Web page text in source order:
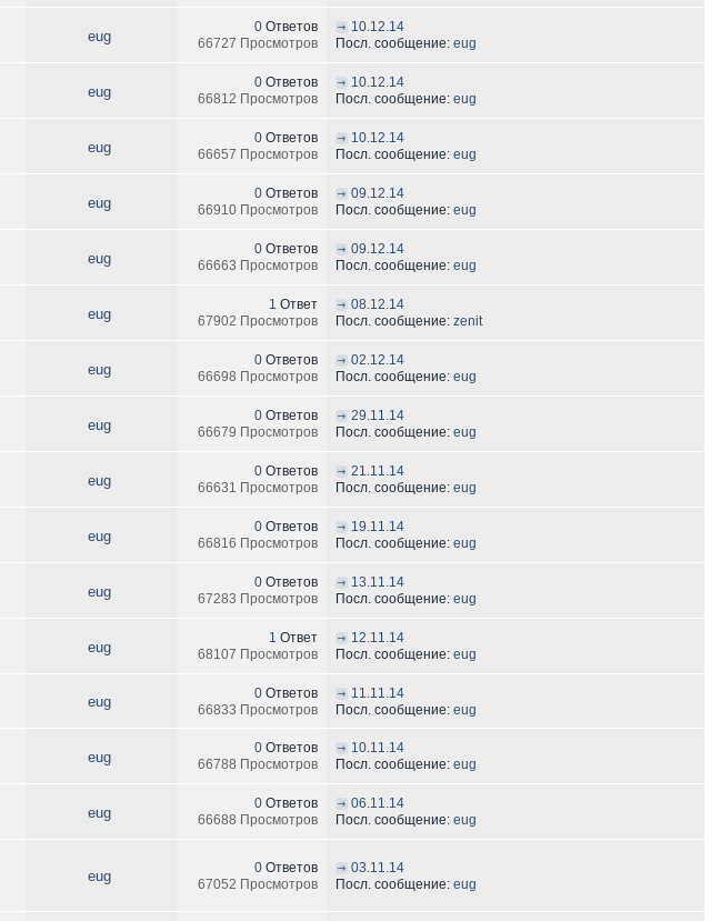
eug
0 Ответов
66727 Просмотров
10.12.14
Посл. сообщение: eug
eug
0 Ответов
66812 Просмотров
10.12.14
Посл. сообщение: eug
eug
0 Ответов
66657 Просмотров
10.12.14
Посл. сообщение: eug
eug
0 Ответов
66910 Просмотров
09.12.14
Посл. сообщение: eug
eug
0 Ответов
66663 Просмотров
09.12.14
Посл. сообщение: eug
eug
1 Ответ
67902 Просмотров
08.12.14
Посл. сообщение: zenit
eug
0 Ответов
66698 Просмотров
02.12.14
Посл. сообщение: eug
eug
0 Ответов
66679 Просмотров
29.11.14
Посл. сообщение: eug
eug
0 Ответов
66631 Просмотров
21.11.14
Посл. сообщение: eug
eug
0 Ответов
66816 Просмотров
19.11.14
Посл. сообщение: eug
eug
0 Ответов
67283 Просмотров
13.11.14
Посл. сообщение: eug
eug
1 Ответ
68107 Просмотров
12.11.14
Посл. сообщение: eug
eug 0 Ответов
66833 Просмотров
11.11.14
Посл. сообщение: eug
eug
0 Ответов
66788 Просмотров
10.11.14
Посл. сообщение: eug
eug
0 Ответов
66688 Просмотров
06.11.14
Посл. сообщение: eug
eug 0 Ответов
67052 Просмотров
03.11.14
Посл. сообщение: eug